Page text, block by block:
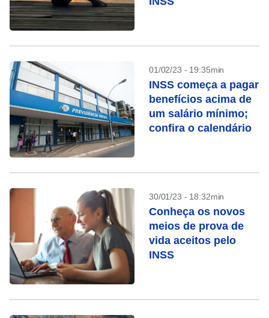
01/02/23 - 19:35min
INSS começa a pagar
benefícios acima de
um salário mínimo;
confira o calendário
30/01/23 - 18:32min
Conheça os novos
meios de prova de
vida aceitos pelo
INSS